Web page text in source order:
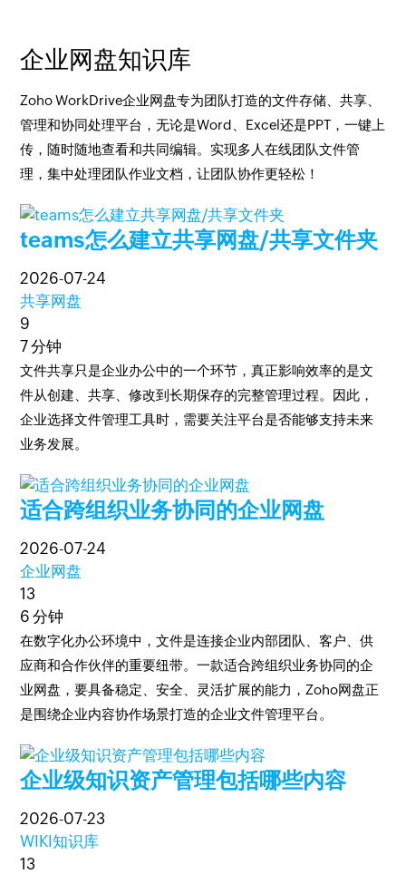
企业网盘知识库
Zoho WorkDrive企业网盘专为团队打造的文件存储、共享、
管理和协同处理平台，无论是Word、Excel还是PPT，一键上
传，随时随地查看和共同编辑。实现多人在线团队文件管
理，集中处理团队作业文档，让团队协作更轻松！
teams怎么建立共享网盘/共享文件夹
2026-07-24
共享网盘
9
7 分钟
文件共享只是企业办公中的一个环节，真正影响效率的是文
件从创建、共享、修改到长期保存的完整管理过程。因此，
企业选择文件管理工具时，需要关注平台是否能够支持未来
业务发展。
适合跨组织业务协同的企业网盘
2026-07-24
企业网盘
13
6 分钟
在数字化办公环境中，文件是连接企业内部团队、客户、供
应商和合作伙伴的重要纽带。一款适合跨组织业务协同的企
业网盘，要具备稳定、安全、灵活扩展的能力，Zoho网盘正
是围绕企业内容协作场景打造的企业文件管理平台。
企业级知识资产管理包括哪些内容
2026-07-23
WIKI知识库
13